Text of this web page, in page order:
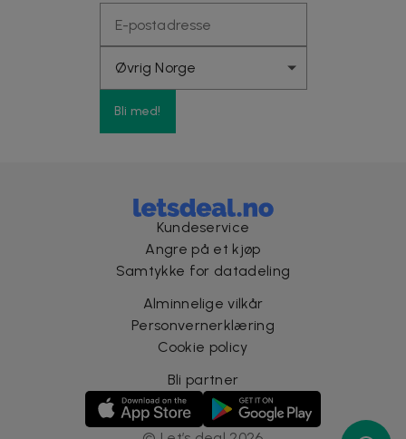
Bli med!
Kundeservice
Angre på et kjøp
Samtykke for datadeling
Alminnelige vilkår
Personvernerklæring
Cookie policy
Bli partner